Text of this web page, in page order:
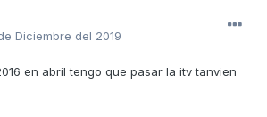
Diciembre del 2019
en abril tengo que pasar la itv tanvien